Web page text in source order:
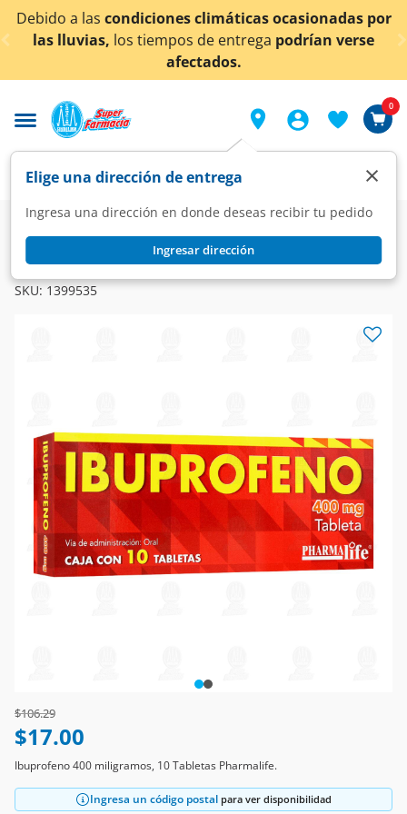
< div class="carousel-inner">
climáticas ocasionadas por
de entregapodrían verse
¡Ahora también en
Elige una dirección de entrega
Ingresa una dirección en donde deseas recibir tu pedido
Ingresar dirección
×
0
Farmacia Medicina Dolor Analgésicos
Ibuprofeno 400 mg, 10 Tabletas Pharmalife.
SKU: 1399535
Price reduced from
$106.29to
$17.00
Ibuprofeno 400 miligramos, 10 Tabletas Pharmalife.
Ingresa un código postal para ver disponibilidad